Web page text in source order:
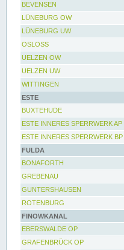
BEVENSEN
LÜNEBURG OW
LÜNEBURG UW
OSLOSS
UELZEN OW
UELZEN UW
WITTINGEN
ESTE
BUXTEHUDE
ESTE INNERES SPERRWERK AP
ESTE INNERES SPERRWERK BP
FULDA
BONAFORTH
GREBENAU
GUNTERSHAUSEN
ROTENBURG
FINOWKANAL
EBERSWALDE OP
GRAFENBRÜCK OP